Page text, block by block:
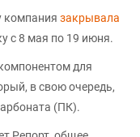
компания закрывала
с 8 мая по 19 июня.
для
в свою очередь,
(ПК).